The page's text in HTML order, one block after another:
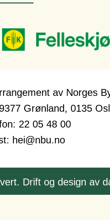
av Norges
Grønland, 0135
22 05 48 00
hei@nbu.no
Drift og design av